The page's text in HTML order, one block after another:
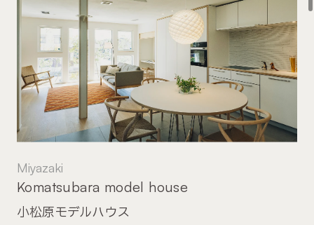
Miyazaki
小松原モデルハウス
Komatsubara model house